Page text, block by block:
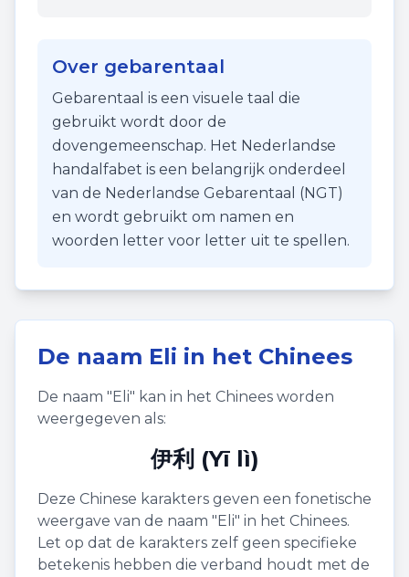
Over gebarentaal
Gebarentaal is een visuele taal die
gebruikt wordt door de
dovengemeenschap. Het Nederlandse
handalfabet is een belangrijk onderdeel
van de Nederlandse Gebarentaal (NGT)
en wordt gebruikt om namen en
woorden letter voor letter uit te spellen.
De naam Eli in het Chinees
De naam "Eli" kan in het Chinees worden
weergegeven als:
伊利 (Yī lì)
Deze Chinese karakters geven een fonetische
weergave van de naam "Eli" in het Chinees.
Let op dat de karakters zelf geen specifieke
betekenis hebben die verband houdt met de